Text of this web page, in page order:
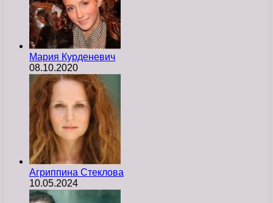
Мария Курденевич
08.10.2020
Агриппина Стеклова
10.05.2024